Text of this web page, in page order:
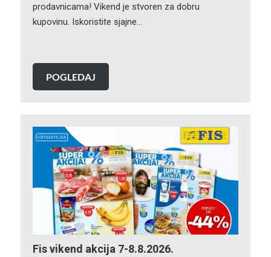
prodavnicama! Vikend je stvoren za dobru
kupovinu. Iskoristite sjajne…
POGLEDAJ
Fis vikend akcija 7-8.8.2026.